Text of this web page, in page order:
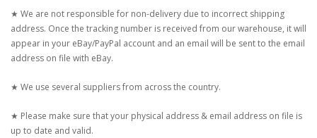
★ We are not responsible for non-delivery due to incorrect shipping
address. Once the tracking number is received from our warehouse, it will
appear in your eBay/PayPal account and an email will be sent to the email
address on file with eBay.
★ We use several suppliers from across the country.
★ Please make sure that your physical address & email address on file is
up to date and valid.